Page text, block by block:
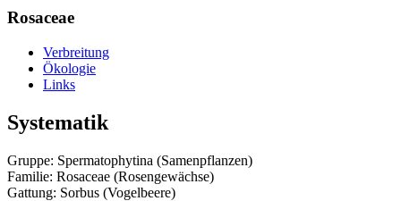
Rosaceae
Verbreitung
Ökologie
Links
Systematik
Gruppe: Spermatophytina (Samenpflanzen)
Familie: Rosaceae (Rosengewächse)
Gattung: Sorbus (Vogelbeere)